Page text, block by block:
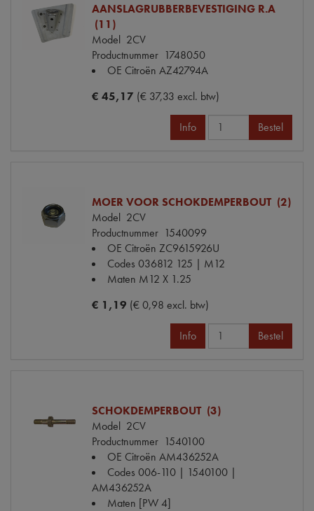
AANSLAGRUBBERBEVESTIGING R.A
(11)
Model 2CV
Productnummer 1748050
OE Citroën AZ42794A
€ 45,17 (€ 37,33 excl. btw)
Info Bestel
MOER VOOR SCHOKDEMPERBOUT (2)
Model 2CV
Productnummer 1540099
OE Citroën ZC9615926U
Codes 036812 125 | M12
Maten M12 X 1.25
€ 1,19 (€ 0,98 excl. btw)
Info Bestel
SCHOKDEMPERBOUT (3)
Model 2CV
Productnummer 1540100
OE Citroën AM436252A
Codes 006-110 | 1540100 |
AM436252A
Maten [PW 4]